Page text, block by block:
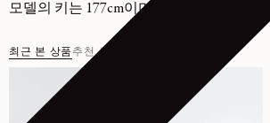
모델의 키는 177cm이며, 36(S) 사이즈를
최근 본 상품 추천 상품